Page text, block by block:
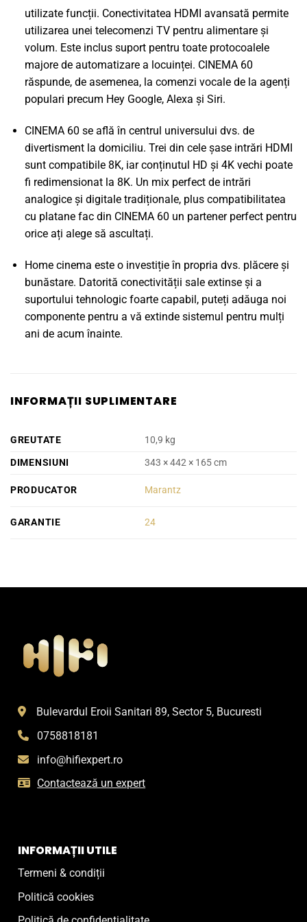
utilizate funcții. Conectivitatea HDMI avansată permite
utilizarea unei telecomenzi TV pentru alimentare și
volum. Este inclus suport pentru toate protocoalele
majore de automatizare a locuinței. CINEMA 60
răspunde, de asemenea, la comenzi vocale de la agenți
populari precum Hey Google, Alexa și Siri.
CINEMA 60 se află în centrul universului dvs. de
divertisment la domiciliu. Trei din cele șase intrări HDMI
sunt compatibile 8K, iar conținutul HD și 4K vechi poate
fi redimensionat la 8K. Un mix perfect de intrări
analogice și digitale tradiționale, plus compatibilitatea
cu platane fac din CINEMA 60 un partener perfect pentru
orice ați alege să ascultați.
Home cinema este o investiție în propria dvs. plăcere și
bunăstare. Datorită conectivității sale extinse și a
suportului tehnologic foarte capabil, puteți adăuga noi
componente pentru a vă extinde sistemul pentru mulți
ani de acum înainte.
INFORMAȚII SUPLIMENTARE
GREUTATE
10,9 kg
DIMENSIUNI
343 × 442 × 165 cm
PRODUCATOR Marantz
GARANTIE 24
Bulevardul Eroii Sanitari 89, Sector 5, Bucuresti
0758818181
info@hifiexpert.ro
Contactează un expert
INFORMAȚII UTILE
Termeni & condiții
Politică cookies